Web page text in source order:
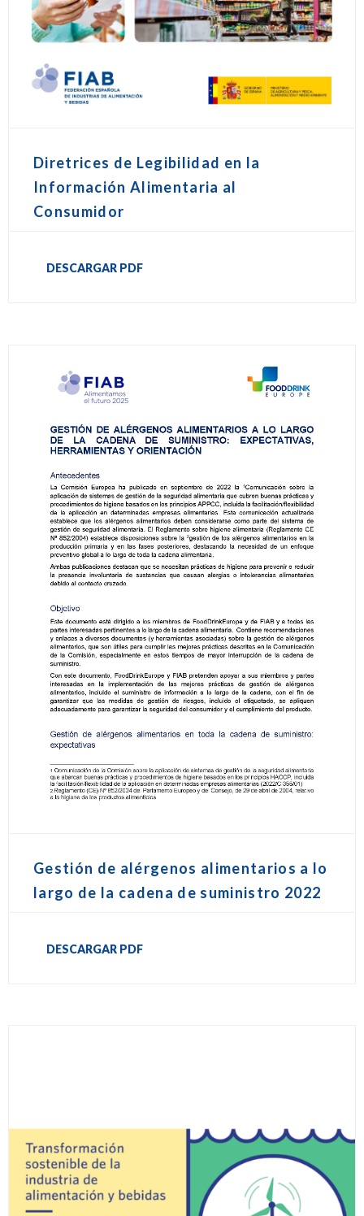
Diretrices de Legibilidad en la
Información Alimentaria al
Consumidor
DESCARGAR PDF
Gestión de alérgenos alimentarios a lo
largo de la cadena de suministro 2022
DESCARGAR PDF